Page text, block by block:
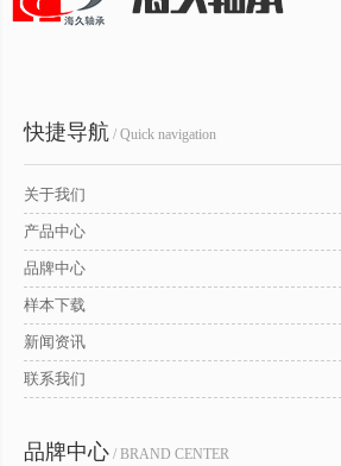
快捷导航 / Quick navigation
关于我们
产品中心
品牌中心
样本下载
新闻资讯
联系我们
品牌中心 / BRAND CENTER